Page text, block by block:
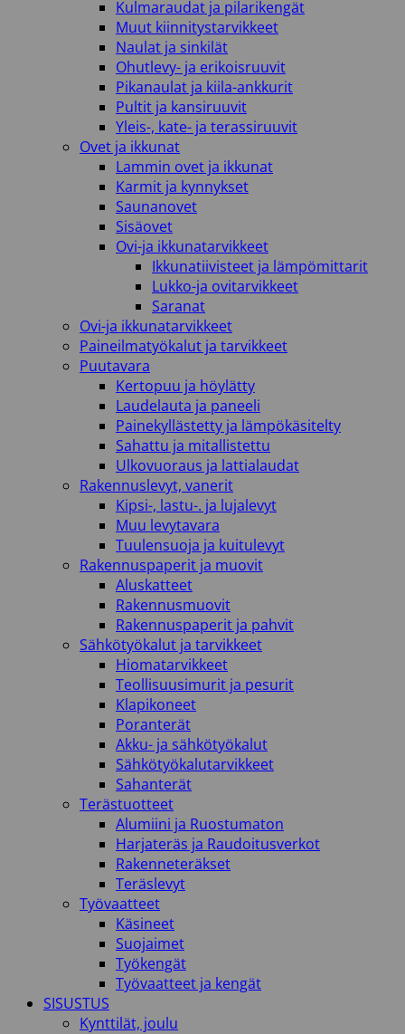
Kulmaraudat ja pilarikengät
Muut kiinnitystarvikkeet
Naulat ja sinkilät
Ohutlevy- ja erikoisruuvit
Pikanaulat ja kiila-ankkurit
Pultit ja kansiruuvit
Yleis-, kate- ja terassiruuvit
Ovet ja ikkunat
Lammin ovet ja ikkunat
Karmit ja kynnykset
Saunanovet
Sisäovet
Ovi-ja ikkunatarvikkeet
Ikkunatiivisteet ja lämpömittarit
Lukko-ja ovitarvikkeet
Saranat
Ovi-ja ikkunatarvikkeet
Paineilmatyökalut ja tarvikkeet
Puutavara
Kertopuu ja höylätty
Laudelauta ja paneeli
Painekyllästetty ja lämpökäsitelty
Sahattu ja mitallistettu
Ulkovuoraus ja lattialaudat
Rakennuslevyt, vanerit
Kipsi-, lastu-. ja lujalevyt
Muu levytavara
Tuulensuoja ja kuitulevyt
Rakennuspaperit ja muovit
Aluskatteet
Rakennusmuovit
Rakennuspaperit ja pahvit
Sähkötyökalut ja tarvikkeet
Hiomatarvikkeet
Teollisuusimurit ja pesurit
Klapikoneet
Poranterät
Akku- ja sähkötyökalut
Sähkötyökalutarvikkeet
Sahanterät
Terästuotteet
Alumiini ja Ruostumaton
Harjateräs ja Raudoitusverkot
Rakenneteräkset
Teräslevyt
Työvaatteet
Käsineet
Suojaimet
Työkengät
Työvaatteet ja kengät
SISUSTUS
Kynttilät, joulu